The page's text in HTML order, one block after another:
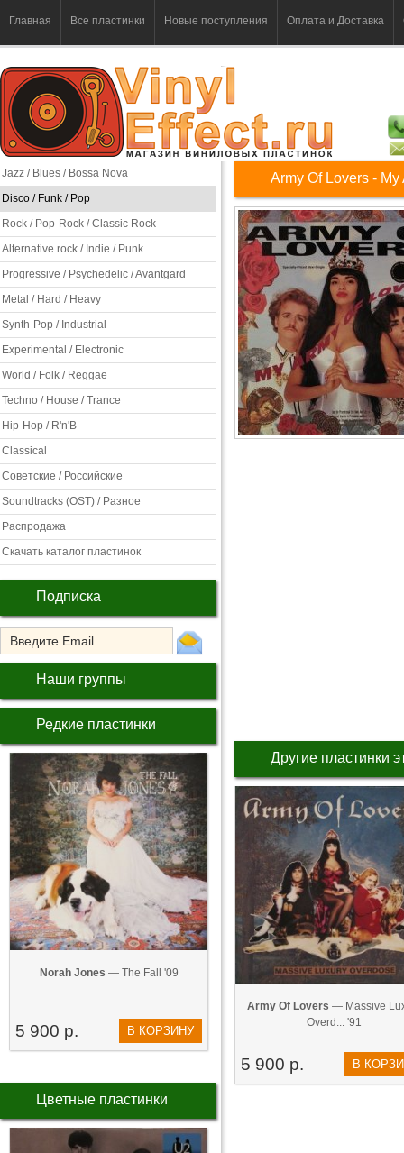
Главная Все пластинки Новые поступления Оплата и Доставка
Jazz / Blues / Bossa Nova
Disco / Funk / Pop
Rock / Pop-Rock / Classic Rock
Alternative rock / Indie / Punk
Progressive / Psychedelic / Avantgard
Metal / Hard / Heavy
Synth-Pop / Industrial
Experimental / Electronic
World / Folk / Reggae
Techno / House / Trance
Hip-Hop / R'n'B
Classical
Советские / Российские
Soundtracks (OST) / Разное
Распродажа
Скачать каталог пластинок
Подписка
Наши группы
Редкие пластинки
Norah Jones — The Fall '09
5 900 р. В КОРЗИНУ
Цветные пластинки
Army Of Lovers - My
Другие пластинки
Army Of Lovers — Massive
Overd... '91
5 900 р. В